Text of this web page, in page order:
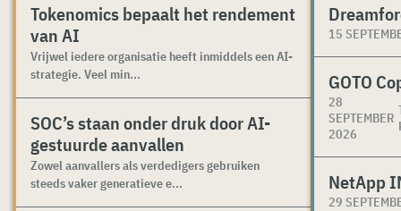
Tokenomics bepaalt het rendement
van AI
Vrijwel iedere organisatie heeft inmiddels een AI-
strategie. Veel min...
SOC’s staan onder druk door AI-
gestuurde aanvallen
Zowel aanvallers als verdedigers gebruiken
steeds vaker generatieve e...
15
GOTO
28
SEPTEMBER
2026
NetApp
29